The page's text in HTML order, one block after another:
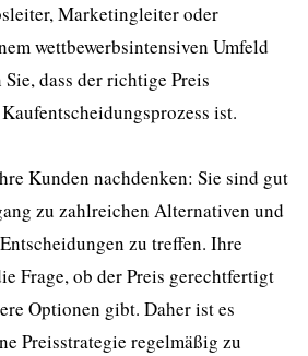
Marketingleiter oder
wettbewerbsintensiven Umfeld
dass der richtige Preis
ist.
Kunden nachdenken: Sie sind gut
zu zahlreichen Alternativen und
zu treffen. Ihre
Frage, ob der Preis gerechtfertigt
Optionen gibt. Daher ist es
Preisstrategie regelmäßig zu